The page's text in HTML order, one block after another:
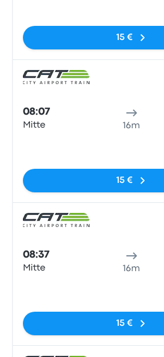
15 €
08:07
Mitte 16m
15 €
08:37
Mitte 16m
15 €